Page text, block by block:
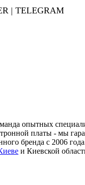
| TELEGRAM
опытных
платы - мы
бренда с 2006
и Киевской